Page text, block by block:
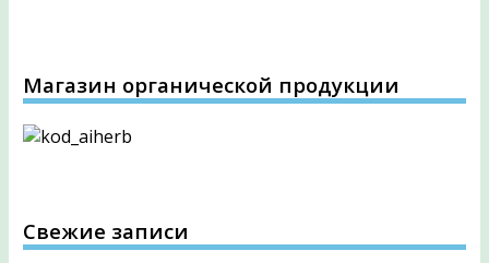
Магазин органической продукции
Свежие записи